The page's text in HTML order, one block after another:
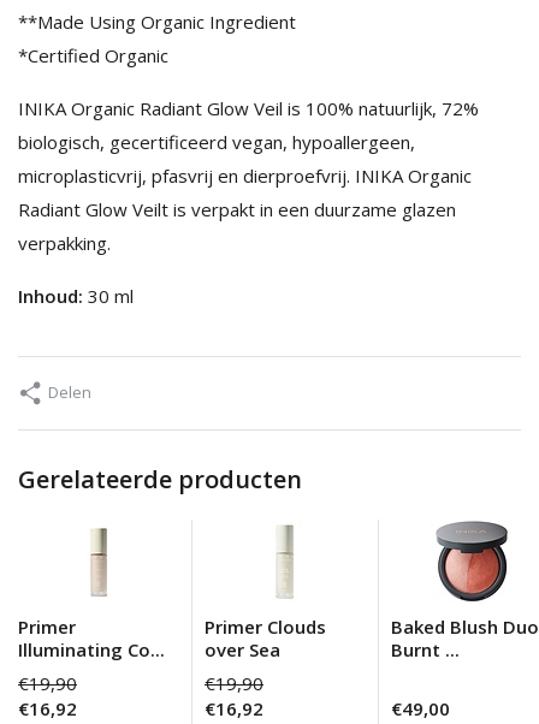
**Made Using Organic Ingredient
*Certified Organic
INIKA Organic Radiant Glow Veil is 100% natuurlijk, 72%
biologisch, gecertificeerd vegan, hypoallergeen,
microplasticvrij, pfasvrij en dierproefvrij. INIKA Organic
Radiant Glow Veilt is verpakt in een duurzame glazen
verpakking.
Inhoud: 30 ml
Delen
Gerelateerde producten
Primer
Illuminating Co...
€19,90
€16,92
Primer Clouds
over Sea
€19,90
€16,92
Baked Blush Duo
Burnt ...
€49,00